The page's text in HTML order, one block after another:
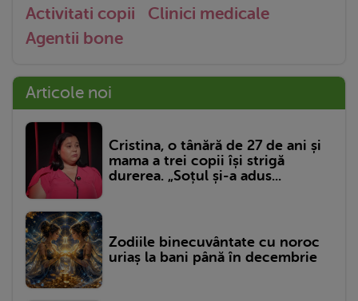
Activitati copii
Clinici medicale
Agentii bone
Articole noi
Cristina, o tânără de 27 de ani și
mama a trei copii își strigă
durerea. „Soțul și-a adus...
Zodiile binecuvântate cu noroc
uriaș la bani până în decembrie